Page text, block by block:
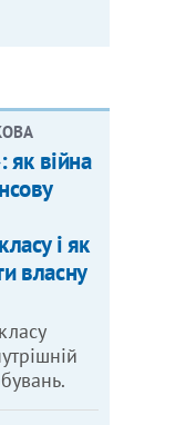
як війна
і як
власну